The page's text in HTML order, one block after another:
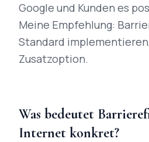
Google und Kunden es
Meine Empfehlung:
Standard
Zusatzoption.
Was bedeutet
Internet konkret?